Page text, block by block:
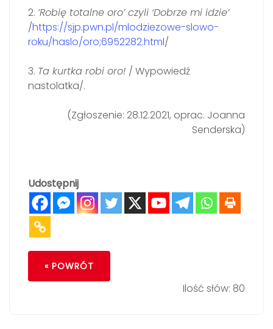
2. ’Robię totalne oro’ czyli ‘Dobrze mi idzie’
/https://sjp.pwn.pl/mlodziezowe-slowo-
roku/haslo/oro;6952282.html/
3. Ta kurtka robi oro! / Wypowiedź
nastolatka/.
(Zgłoszenie: 28.12.2021, oprac. Joanna
Senderska)
Udostępnij
« POWRÓT
Ilość słów: 80